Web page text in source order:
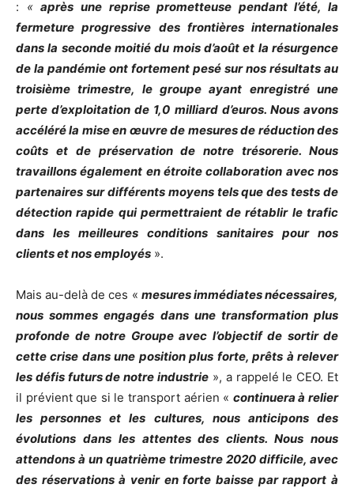
: «après une reprise prometteuse pendant l’été, la
fermeture progressive des frontières internationales
dans la seconde moitié du mois d’août et la résurgence
de la pandémie ont fortement pesé sur nos résultats au
troisième trimestre, le groupe ayant enregistré une
perte d’exploitation de 1,0 milliard d’euros. Nous avons
accéléré la mise en œuvre de mesures de réduction des
coûts et de préservation de notre trésorerie. Nous
travaillons également en étroite collaboration avec nos
partenaires sur différents moyens tels que des tests de
détection rapide qui permettraient de rétablir le trafic
dans les meilleures conditions sanitaires pour nos
clients et nos employés ».
Mais au-delà de ces « mesures immédiates nécessaires,
nous sommes engagés dans une transformation plus
profonde de notre Groupe avec l’objectif de sortir de
cette crise dans une position plus forte, prêts à relever
les défis futurs de notre industrie », a rappelé le CEO. Et
il prévient que si le transport aérien « continuera à relier
les personnes et les cultures, nous anticipons des
évolutions dans les attentes des clients. Nous nous
attendons à un quatrième trimestre 2020 difficile, avec
des réservations à venir en forte baisse par rapport à